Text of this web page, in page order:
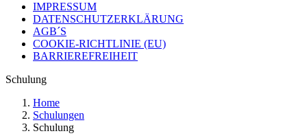
IMPRESSUM
DATENSCHUTZERKLÄRUNG
AGB´S
COOKIE-RICHTLINIE (EU)
BARRIEREFREIHEIT
Schulung
Home
Schulungen
Schulung